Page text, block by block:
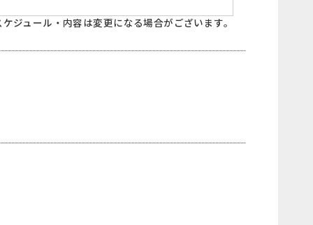
ジュール・内容は変更になる場合がございます。